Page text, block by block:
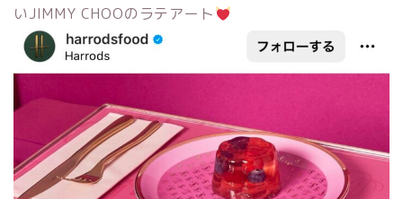
いJIMMY CHOOのラテアート